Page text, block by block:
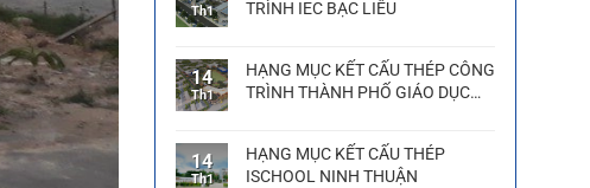
Th1
TRÌNH IEC BẠC LIÊU
14
Th1
HẠNG MỤC KẾT CẤU THÉP CÔNG
TRÌNH THÀNH PHỐ GIÁO DỤC
14
Th1
HẠNG MỤC KẾT CẤU THÉP
ISCHOOL NINH THUẬN